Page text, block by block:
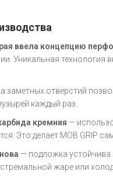
ввела концепцию
Уникальная технология
заметных отверстий
каждый раз.
кремния —
Это делает MOB GRIP
— подложка устойчива
жаре или